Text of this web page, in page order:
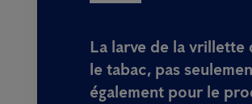
La larve de la
le tabac, pas
également pour le